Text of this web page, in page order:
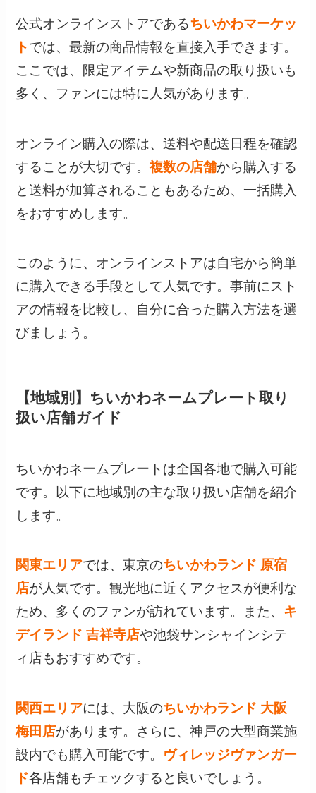
公式オンラインストアであるちいかわマーケッ
トでは、最新の商品情報を直接入手できます。
ここでは、限定アイテムや新商品の取り扱いも
多く、ファンには特に人気があります。
オンライン購入の際は、送料や配送日程を確認
することが大切です。複数の店舗から購入する
と送料が加算されることもあるため、一括購入
をおすすめします。
このように、オンラインストアは自宅から簡単
に購入できる手段として人気です。事前にスト
アの情報を比較し、自分に合った購入方法を選
びましょう。
【地域別】ちいかわネームプレート取り
扱い店舗ガイド
ちいかわネームプレートは全国各地で購入可能
です。以下に地域別の主な取り扱い店舗を紹介
します。
関東エリアでは、東京のちいかわランド 原宿
店が人気です。観光地に近くアクセスが便利な
ため、多くのファンが訪れています。また、 キ
デイランド 吉祥寺店や池袋サンシャインシテ
ィ店もおすすめです。
関西エリアには、大阪のちいかわランド 大阪
梅田店があります。さらに、神戸の大型商業施
設内でも購入可能です。 ヴィレッジヴァンガー
ド各店舗もチェックすると良いでしょう。